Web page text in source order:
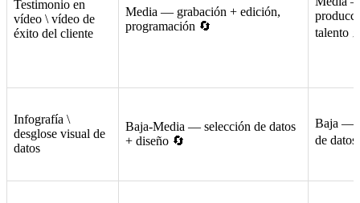
Testimonio en
vídeo \ vídeo de
éxito del cliente
Media — grabación + edición,
programación 🔄
talento ⚡
Infografía \
desglose visual de
datos
Baja-Media — selección de datos
+ diseño 🔄
Baja —
de datos